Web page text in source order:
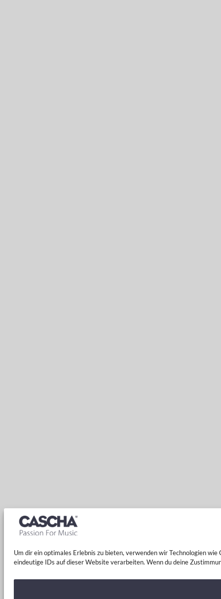
Um dir ein optimales Erlebnis zu bieten, verwenden wir Technologien
eindeutige IDs auf dieser Website verarbeiten. Wenn du deine